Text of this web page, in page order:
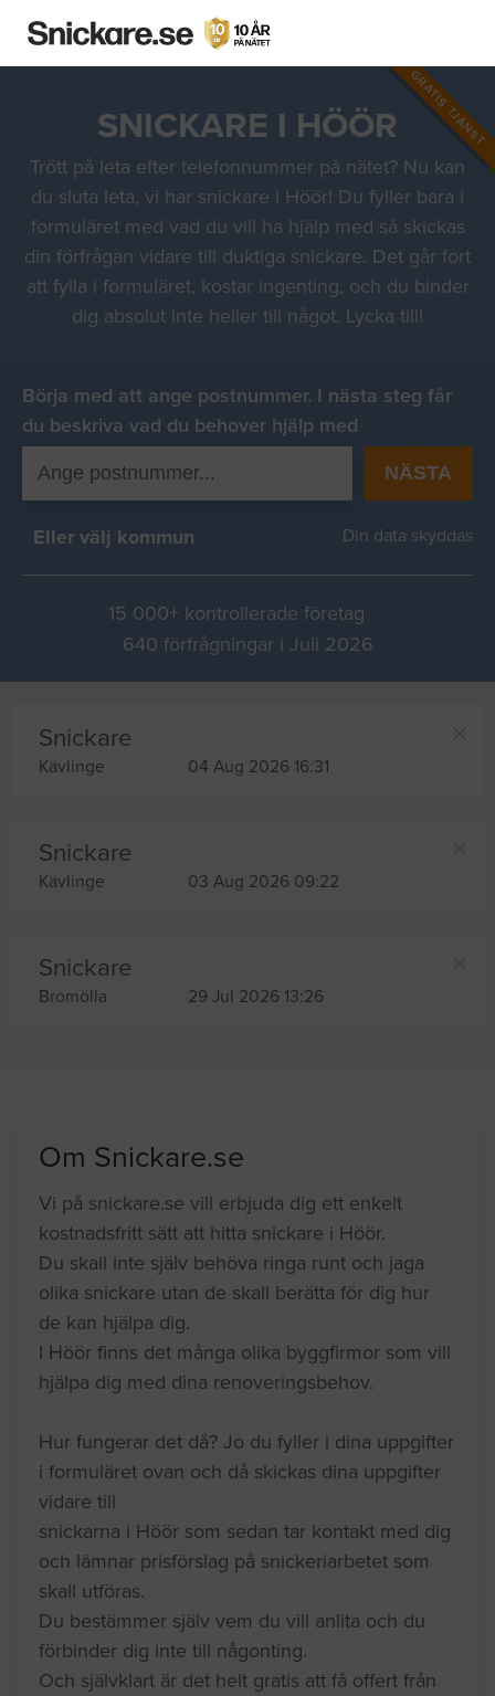
GRATIS TJÄNST
SNICKARE I HÖÖR
Trött på leta efter telefonnummer på nätet? Nu kan
du sluta leta, vi har snickare i Höör! Du fyller bara i
formuläret med vad du vill ha hjälp med så skickas
din förfrågan vidare till duktiga snickare. Det går fort
att fylla i formuläret, kostar ingenting, och du binder
dig absolut inte heller till något. Lycka till!
Börja med att ange postnummer. I nästa steg får
du beskriva vad du behover hjälp med
NÄSTA
Eller välj kommun Din data skyddas
15 000+ kontrollerade företag
640 förfrågningar i Juli 2026
Snickare
Kävlinge 04 Aug 2026 16:31
Snickare
Kävlinge 03 Aug 2026 09:22
Snickare
Bromölla 29 Jul 2026 13:26
Om Snickare.se
Vi på snickare.se vill erbjuda dig ett enkelt
kostnadsfritt sätt att hitta snickare i Höör.
Du skall inte själv behöva ringa runt och jaga
olika snickare utan de skall berätta för dig hur
de kan hjälpa dig.
I Höör finns det många olika byggfirmor som vill
hjälpa dig med dina renoveringsbehov.
Hur fungerar det då? Jo du fyller i dina uppgifter
i formuläret ovan och då skickas dina uppgifter
vidare till
snickarna i Höör som sedan tar kontakt med dig
och lämnar prisförslag på snickeriarbetet som
skall utföras.
Du bestämmer själv vem du vill anlita och du
förbinder dig inte till någonting.
Och självklart är det helt gratis att få offert från